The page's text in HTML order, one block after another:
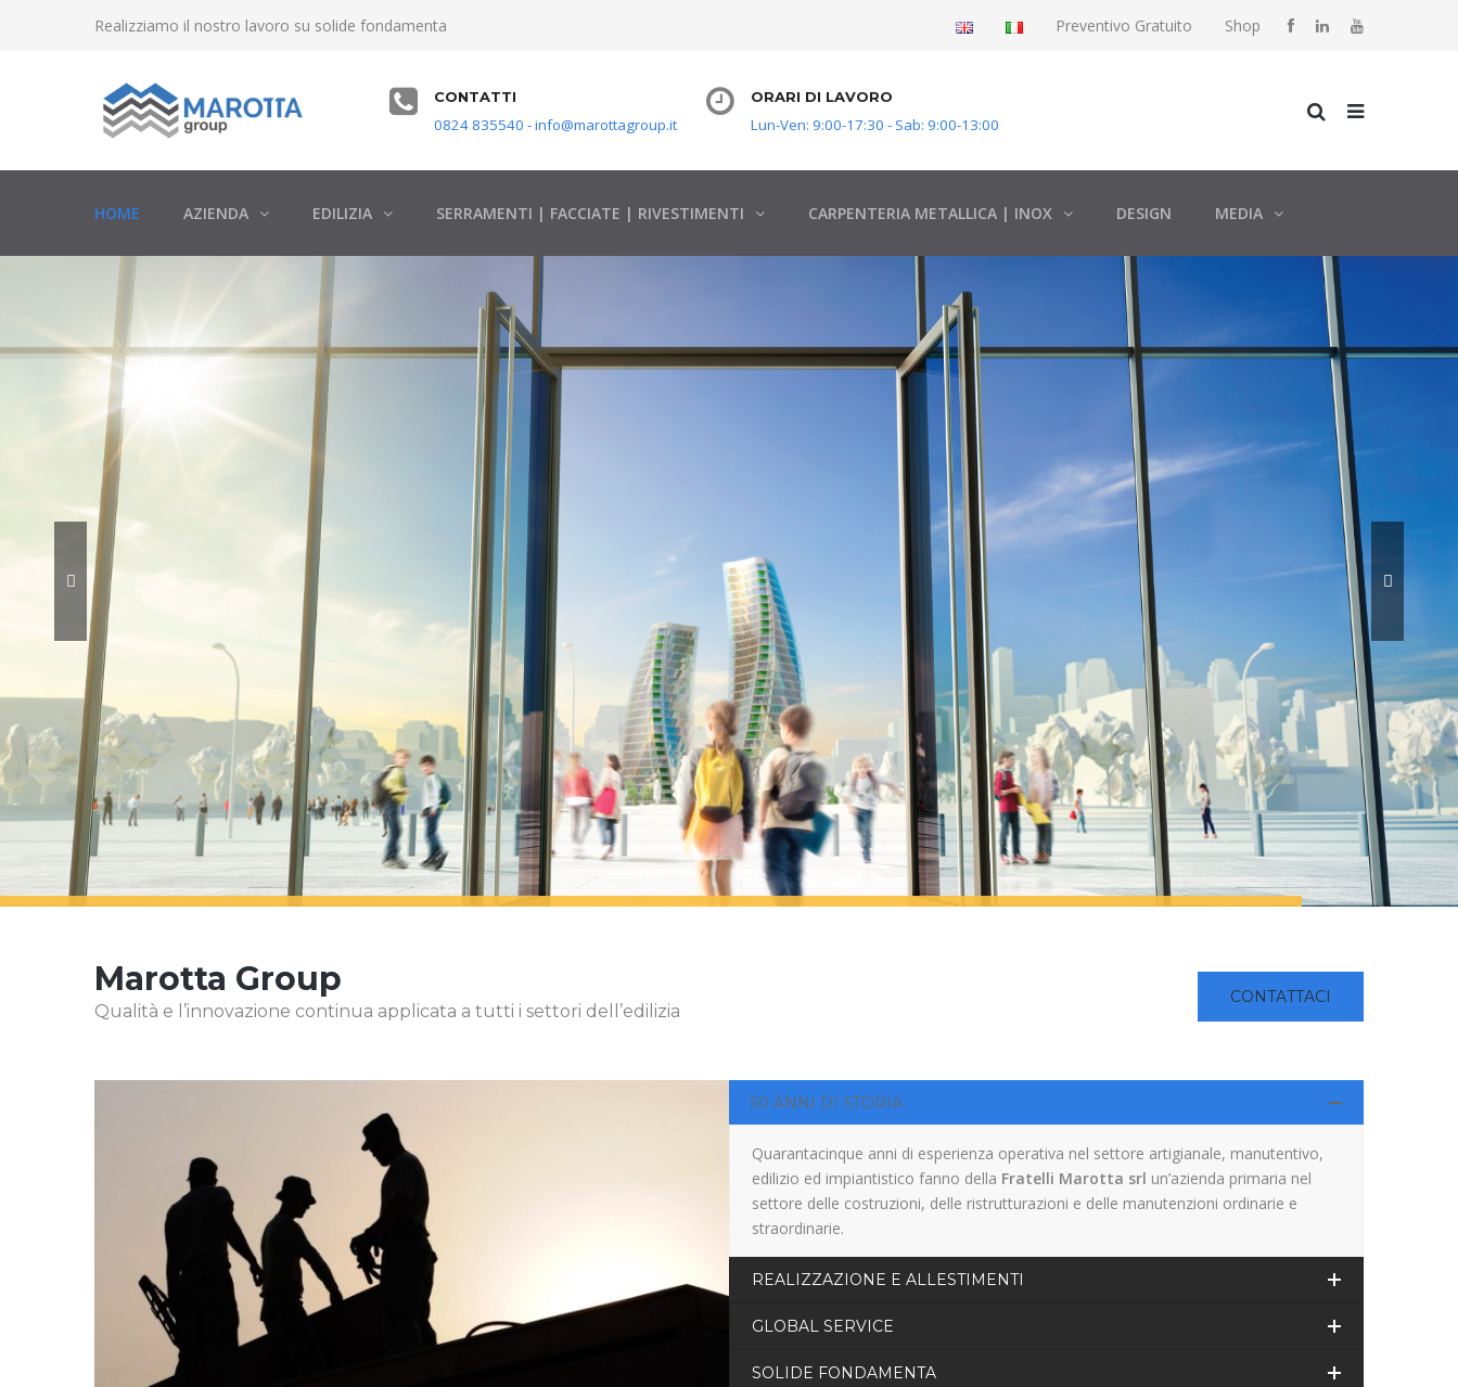
Realizziamo il nostro lavoro su solide fondamenta Preventivo Gratuito Shop
CONTATTI
0824 835540 - info@marottagroup.it
ORARI DI LAVORO
Lun-Ven: 9:00-17:30 - Sab: 9:00-13:00
HOME AZIENDA EDILIZIA SERRAMENTI | FACCIATE | RIVESTIMENTI CARPENTERIA METALLICA | INOX DESIGN MEDIA
CONTATTACI
Marotta Group
Qualità e l’innovazione continua applicata a tutti i settori dell’edilizia
50 ANNI DI STORIA
Quarantacinque anni di esperienza operativa nel settore artigianale, manutentivo,
edilizio ed impiantistico fanno della Fratelli Marotta srl un’azienda primaria nel
settore delle costruzioni, delle ristrutturazioni e delle manutenzioni ordinarie e
straordinarie.
REALIZZAZIONE E ALLESTIMENTI
GLOBAL SERVICE
SOLIDE FONDAMENTA